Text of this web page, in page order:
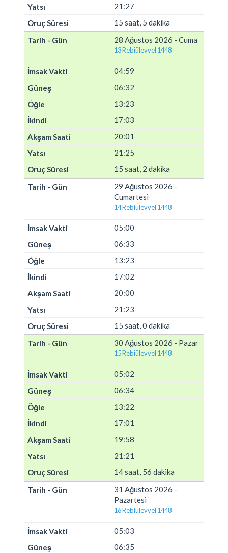
21:27
15 saat, 5 dakika
28 Ağustos 2026 - Cuma
13 Rebiülevvel 1448
04:59
06:32
13:23
17:03
20:01
21:25
15 saat, 2 dakika
29 Ağustos 2026 -
Cumartesi
14 Rebiülevvel 1448
05:00
06:33
13:23
17:02
20:00
21:23
15 saat, 0 dakika
30 Ağustos 2026 - Pazar
15 Rebiülevvel 1448
05:02
06:34
13:22
17:01
19:58
21:21
14 saat, 56 dakika
31 Ağustos 2026 -
Pazartesi
16 Rebiülevvel 1448
05:03
06:35